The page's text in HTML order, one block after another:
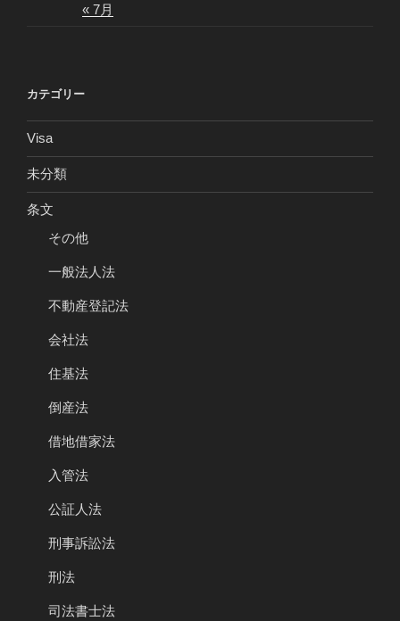
« 7月
カテゴリー
Visa
未分類
条文
その他
一般法人法
不動産登記法
会社法
住基法
倒産法
借地借家法
入管法
公証人法
刑事訴訟法
刑法
司法書士法